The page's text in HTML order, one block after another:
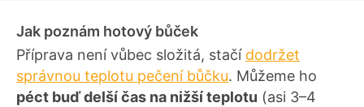
Jak poznám hotový bůček
Příprava není vůbec složitá, stačí dodržet
správnou teplotu pečení bůčku. Můžeme ho
péct buď delší čas na nižší teplotu (asi 3–4